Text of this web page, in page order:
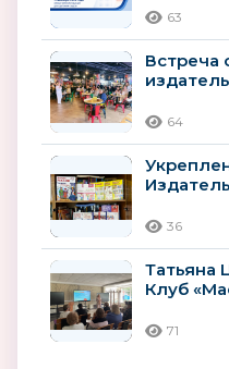
63
Встреча
64
развития...
36
Татьяна
Клуб
71